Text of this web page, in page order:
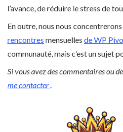
l’avance, de réduire le stress de
En outre, nous nous
rencontres mensuelles de WP Pivo
communauté, mais c’est un sujet
Si vous avez des commentaires ou
me contacter.